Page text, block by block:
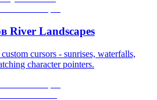
River Landscapes
cursors - sunrises, waterfalls,
character pointers.